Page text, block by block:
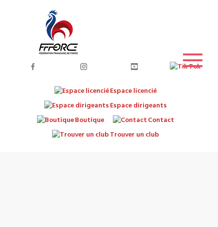
Espace licencié
Espace dirigeants
Boutique
Contact
Trouver un club